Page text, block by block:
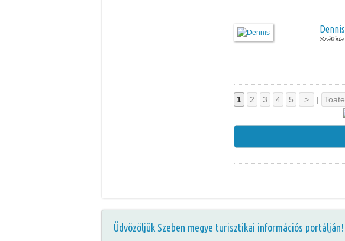
Dennis
Szállóda
1 2 3 4 5 > | Toate
Üdvözöljük Szeben megye turisztikai információs portálján!